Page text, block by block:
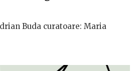
Buda curatoare: Maria